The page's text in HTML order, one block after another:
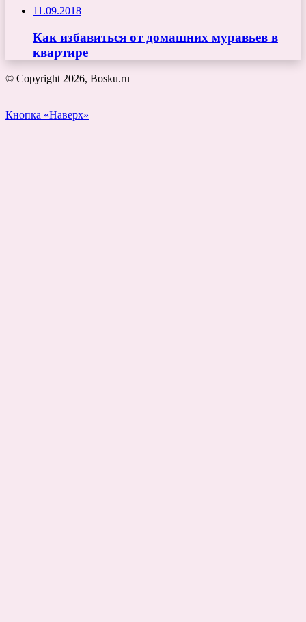
11.09.2018
Как избавиться от домашних муравьев в
квартире
© Copyright 2026, Bosku.ru
Кнопка «Наверх»